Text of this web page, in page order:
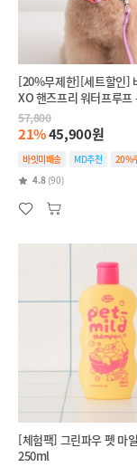
[20%무제한][세트할인]
XO 핸즈프리 워터프루프
(4 colors)
57,800
21%45,900원
바잇미배송 MD추천
20%
4.8 (90)
[체험팩] 그린파우 펫 마
250ml